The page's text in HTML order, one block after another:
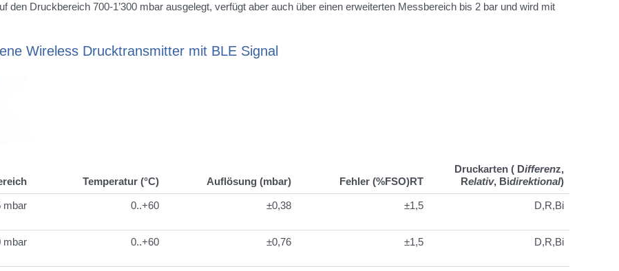
den Druckbereich 700-1’300 mbar ausgelegt, verfügt aber auch über einen erweiterten Messbereich bis 2 bar und wird mit
Wireless Drucktransmitter mit BLE Signal
Temperatur (°C) Auflösung (mbar) Fehler (%FSO)RT
Druckarten ( Differenz,
Relativ, Bidirektional)
mbar 0..+60 ±0,38 ±1,5 D,R,Bi
mbar 0..+60 ±0,76 ±1,5 D,R,Bi